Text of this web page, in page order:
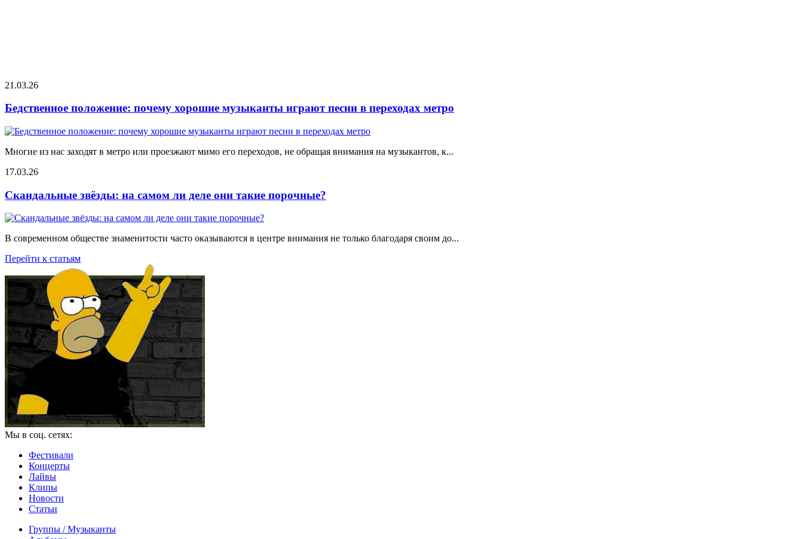
21.03.26
Бедственное положение: почему хорошие музыканты играют песни в переходах метро
Многие из нас заходят в метро или проезжают мимо его переходов, не обращая внимания на музыкантов, к...
17.03.26
Скандальные звёзды: на самом ли деле они такие порочные?
В современном обществе знаменитости часто оказываются в центре внимания не только благодаря своим до...
Перейти к статьям
Мы в соц. сетях:
Фестивали
Концерты
Лайвы
Клипы
Новости
Статьи
Группы / Музыканты